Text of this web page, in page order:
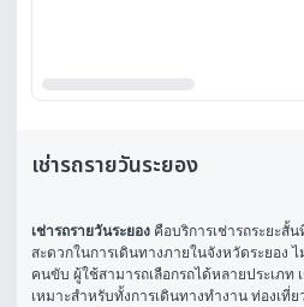
เช่ารถรายวันระยอง
เช่ารถรายวันระยอง คือบริการเช่ารถระยะสั้
สะดวกในการเดินทางภายในจังหวัดระยอง
คนขับ ผู้ใช้สามารถเลือกรถได้หลายประเภท
เหมาะสำหรับทั้งการเดินทางทำงาน ท่องเที่